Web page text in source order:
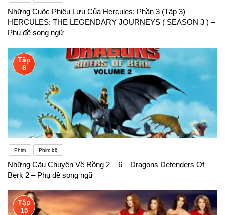
Những Cuộc Phiêu Lưu Của Hercules: Phần 3 (Tập 3) –
HERCULES: THE LEGENDARY JOURNEYS ( SEASON 3 ) –
Phụ đề song ngữ
Tập
6
Phim Phim bộ
Những Câu Chuyện Về Rồng 2 – 6 – Dragons Defenders Of
Berk 2 – Phụ đề song ngữ
Tập
15